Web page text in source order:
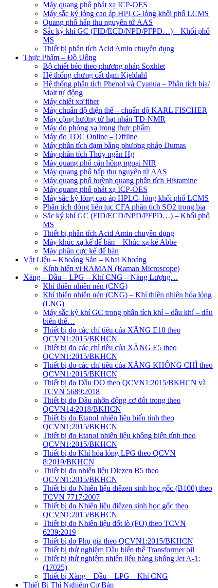
Máy quang phổ phát xạ ICP-OES
Máy sắc ký lỏng cao áp HPLC- lỏng khối phổ LCMS
Quang phổ hấp thu nguyên tử AAS
Sắc ký khí GC (FID/ECD/NPD/PFPD…) – Khối phổ
MS
Thiết bị phân tích Acid Amin chuyên dụng
Thực Phẩm – Đồ Uống
Bộ chiết béo theo phương pháp Soxhlet
Hệ thống chưng cất đạm Kjeldahl
Hệ thống phân tích Phenol và Cyanua – Phân tích bia/
Malt tự động
Máy chiết xơ fiber
Máy chuẩn độ điện thế – chuẩn độ KARL FISCHER
Máy cộng hưởng từ hạt nhân TD-NMR
Máy đo phóng xạ trong thực phẩm
Máy đo TOC Online – Offline
Máy phân tích đạm bằng phương pháp Dumas
Máy phân tích Thủy ngân Hg
Máy quang phổ cận hồng ngoại NIR
Máy quang phổ hấp thu nguyên tử AAS
Máy quang phổ huỳnh quang phân tích Histamine
Máy quang phổ phát xạ ICP-OES
Máy sắc ký lỏng cao áp HPLC- lỏng khối phổ LCMS
Phân tích dòng liên tục CFA phân tích SO2 trong bia
Sắc ký khí GC (FID/ECD/NPD/PFPD…) – Khối phổ
MS
Thiết bị phân tích Acid Amin chuyên dụng
Máy khúc xạ kế để bàn – Khúc xạ kế Abbe
Máy phân cực kế để bàn
Vật Liệu – Khoáng Sản – Khai Khoáng
Kính hiển vi RAMAN (Raman Microscope)
Xăng – Dầu – LPG – Khí CNG – Năng Lượng…
Khí thiên nhiên nén (CNG)
Khí thiên nhiên nén (CNG) – Khí thiên nhiên hóa lỏng
(LNG)
Máy sắc ký khí GC trong phân tích khí – dầu khí – dầu
biến thế…
Thiết bị đo các chỉ tiêu của XĂNG E10 theo
QCVN1:2015/BKHCN
Thiết bị đo các chỉ tiêu của XĂNG E5 theo
QCVN1:2015/BKHCN
Thiết bị đo các chỉ tiêu của XĂNG KHÔNG CHÌ theo
QCVN1:2015/BKHCN
Thiết bị đo Dầu DO theo QCVN1:2015/BKHCN và
TCVN 5689:2018
Thiết bị đo Dầu nhờn động cơ đốt trong theo
QCVN14:2018/BKHCN
Thiết bị đo Etanol nhiên liệu biến tính theo
QCVN1:2015/BKHCN
Thiết bị đo Etanol nhiên liệu không biến tính theo
QCVN1:2015/BKHCN
Thiết bị đo Khí hóa lỏng LPG theo QCVN
8:2019/BKHCN
Thiết bị đo nhiên liệu Diezen B5 theo
QCVN1:2015/BKHCN
Thiết bị đo Nhiên liệu điêzen sinh học gốc (B100) theo
TCVN 7717:2007
Thiết bị đo Nhiên liệu điêzen sinh học gốc theo
QCVN1:2015/BKHCN
Thiết bị đo Nhiên liệu đốt lò (FO) theo TCVN
6239:2019
Thiết bị đo Phụ gia theo QCVN1:2015/BKHCN
Thiết bị thử nghiệm Dầu biến thế Transformer oil
Thiết bị thử nghiệm nhiên liệu hàng không Jet A-1:
(17025)
Thiết bị Xăng – Dầu – LPG – Khí CNG
Thiết Bị Thí Nghiệm Cơ Bản